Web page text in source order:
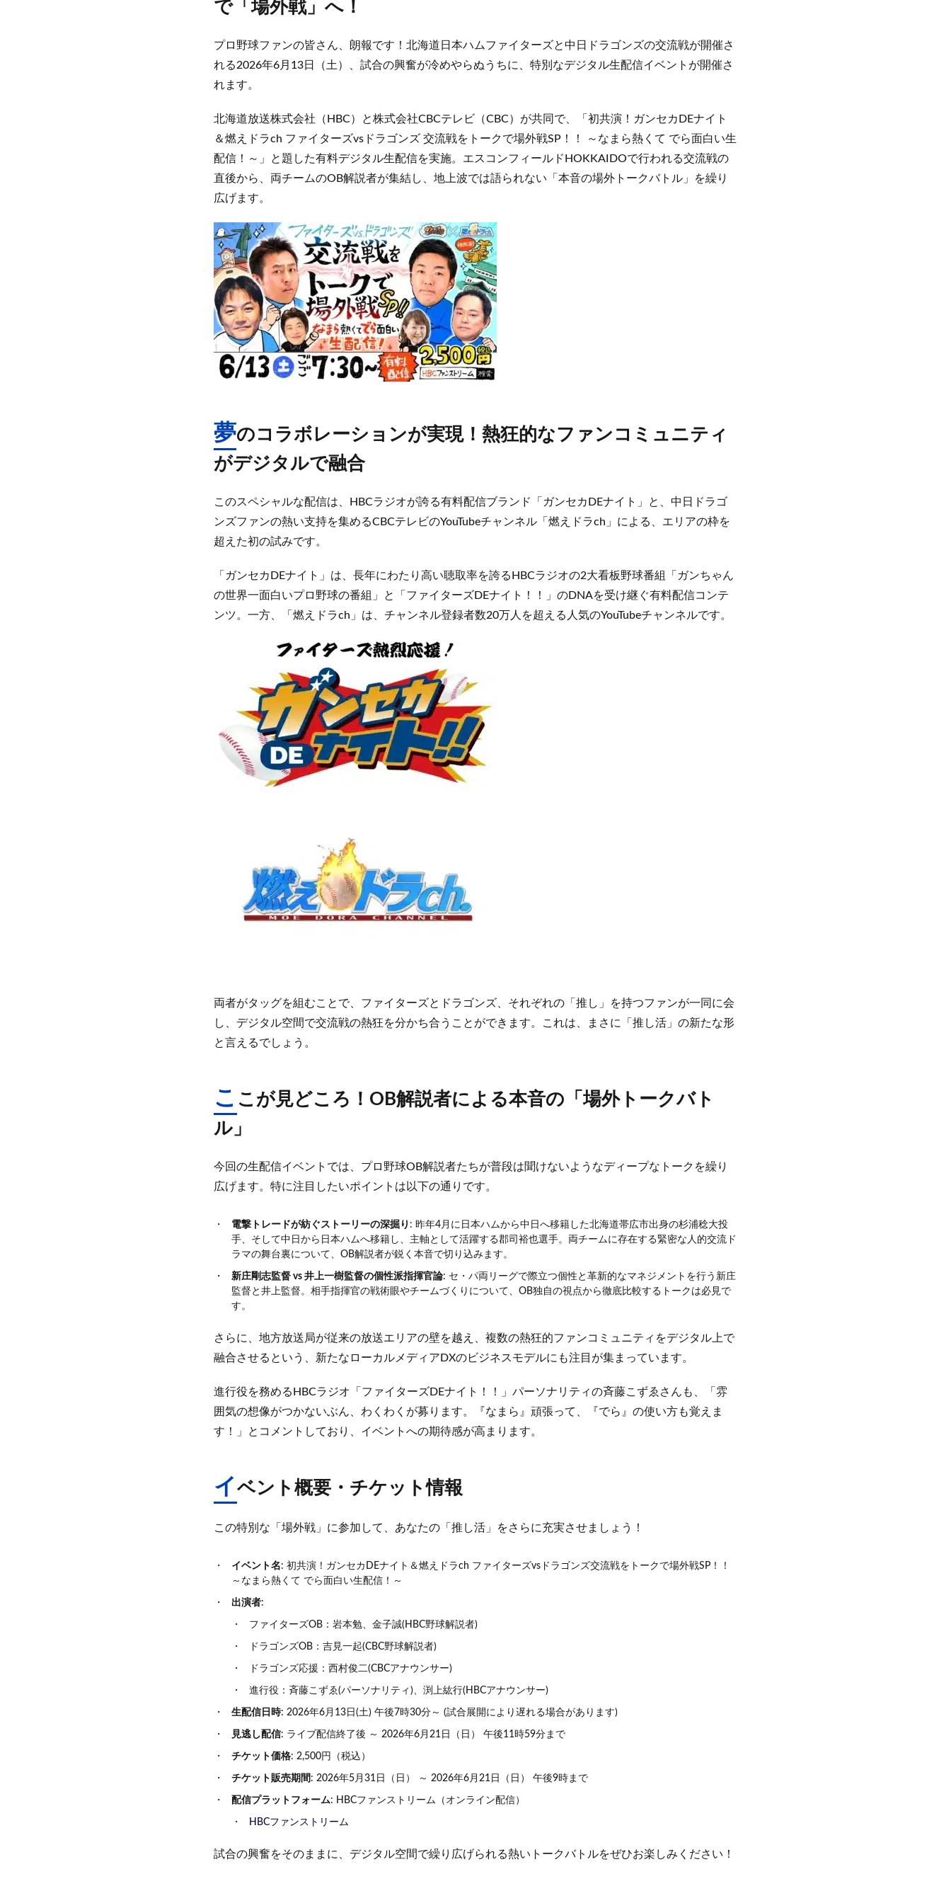
で「場外戦」へ！
プロ野球ファンの皆さん、朗報です！北海道日本ハムファイターズと中日ドラゴンズの交流戦が開催さ
れる2026年6月13日（土）、試合の興奮が冷めやらぬうちに、特別なデジタル生配信イベントが開催さ
れます。
北海道放送株式会社（HBC）と株式会社CBCテレビ（CBC）が共同で、「初共演！ガンセカDEナイト
＆燃えドラch ファイターズvsドラゴンズ 交流戦をトークで場外戦SP！！ ～なまら熱くて でら面白い生
配信！～」と題した有料デジタル生配信を実施。エスコンフィールドHOKKAIDOで行われる交流戦の
直後から、両チームのOB解説者が集結し、地上波では語られない「本音の場外トークバトル」を繰り
広げます。
夢のコラボレーションが実現！熱狂的なファンコミュニティ
がデジタルで融合
このスペシャルな配信は、HBCラジオが誇る有料配信ブランド「ガンセカDEナイト」と、中日ドラゴ
ンズファンの熱い支持を集めるCBCテレビのYouTubeチャンネル「燃えドラch」による、エリアの枠を
超えた初の試みです。
「ガンセカDEナイト」は、長年にわたり高い聴取率を誇るHBCラジオの2大看板野球番組「ガンちゃん
の世界一面白いプロ野球の番組」と「ファイターズDEナイト！！」のDNAを受け継ぐ有料配信コンテ
ンツ。一方、「燃えドラch」は、チャンネル登録者数20万人を超える人気のYouTubeチャンネルです。
両者がタッグを組むことで、ファイターズとドラゴンズ、それぞれの「推し」を持つファンが一同に会
し、デジタル空間で交流戦の熱狂を分かち合うことができます。これは、まさに「推し活」の新たな形
と言えるでしょう。
こ こが見どころ！OB解説者による本音の「場外トークバト
ル」
今回の生配信イベントでは、プロ野球OB解説者たちが普段は聞けないようなディープなトークを繰り
広げます。特に注目したいポイントは以下の通りです。
電撃トレードが紡ぐストーリーの深掘り : 昨年4月に日本ハムから中日へ移籍した北海道帯広市出身の杉浦稔大投
手、そして中日から日本ハムへ移籍し、主軸として活躍する郡司裕也選手。両チームに存在する緊密な人的交流ド
ラマの舞台裏について、OB解説者が鋭く本音で切り込みます。
新庄剛志監督 vs 井上一樹監督の個性派指揮官論: セ・パ両リーグで際立つ個性と革新的なマネジメントを行う新庄
監督と井上監督。相手指揮官の戦術眼やチームづくりについて、OB独自の視点から徹底比較するトークは必見で
す。
さらに、地方放送局が従来の放送エリアの壁を越え、複数の熱狂的ファンコミュニティをデジタル上で
融合させるという、新たなローカルメディアDXのビジネスモデルにも注目が集まっています。
進行役を務めるHBCラジオ「ファイターズDEナイト！！」パーソナリティの斉藤こずゑさんも、「雰
囲気の想像がつかないぶん、わくわくが募ります。『なまら』頑張って、『でら』の使い方も覚えま
す！」とコメントしており、イベントへの期待感が高まります。
イベント概要・チケット情報
この特別な「場外戦」に参加して、あなたの「推し活」をさらに充実させましょう！
イベント名: 初共演！ガンセカDEナイト＆燃えドラch ファイターズvsドラゴンズ交流戦をトークで場外戦SP！！
～なまら熱くて でら面白い生配信！～
出演者:
ファイターズOB：岩本勉、金子誠(HBC野球解説者)
ドラゴンズOB：吉見一起(CBC野球解説者)
ドラゴンズ応援：西村俊二(CBCアナウンサー)
進行役：斉藤こずゑ(パーソナリティ)、渕上紘行(HBCアナウンサー)
生配信日時: 2026年6月13日(土) 午後7時30分～ (試合展開により遅れる場合があります)
見逃し配信: ライブ配信終了後 ～ 2026年6月21日（日） 午後11時59分まで
チケット価格: 2,500円（税込）
チケット販売期間 : 2026年5月31日（日） ～ 2026年6月21日（日） 午後9時まで
配信プラットフォーム: HBCファンストリーム（オンライン配信）
HBCファンストリーム
試合の興奮をそのままに、デジタル空間で繰り広げられる熱いトークバトルをぜひお楽しみください！